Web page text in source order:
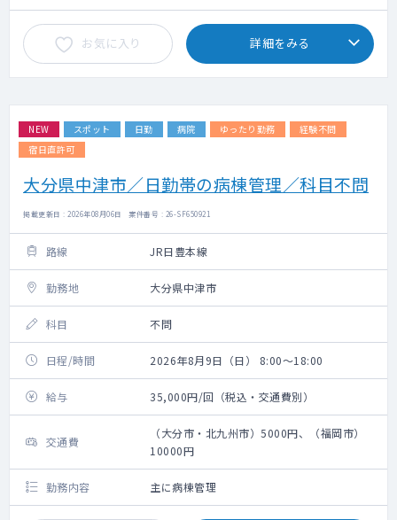
お気に入り 詳細をみる
NEW スポット 日勤 病院 ゆったり勤務
経験不問
宿日直許可
大分県中津市／日勤帯の病棟管理／科目不問
掲載更新日 : 2026年08月06日 案件番号 : 26-SF650921
路線 JR日豊本線
勤務地 大分県中津市
科目 不問
日程/時間 2026年8月9日（日） 8:00～18:00
給与 35,000円/回（税込・交通費別）
交通費
（大分市・北九州市）5000円、（福岡市）
10000円
勤務内容 主に病棟管理